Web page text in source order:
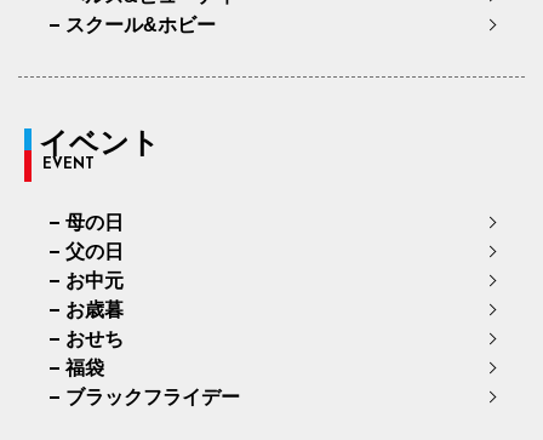
スクール&ホビー
イベント
EVENT
母の日
父の日
お中元
お歳暮
おせち
福袋
ブラックフライデー